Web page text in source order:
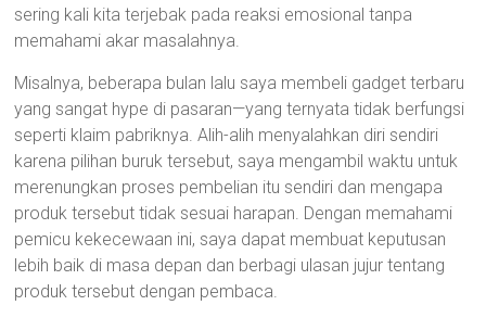
sering kali kita terjebak pada reaksi emosional tanpa
memahami akar masalahnya.
Misalnya, beberapa bulan lalu saya membeli gadget terbaru
yang sangat hype di pasaran—yang ternyata tidak berfungsi
seperti klaim pabriknya. Alih-alih menyalahkan diri sendiri
karena pilihan buruk tersebut, saya mengambil waktu untuk
merenungkan proses pembelian itu sendiri dan mengapa
produk tersebut tidak sesuai harapan. Dengan memahami
pemicu kekecewaan ini, saya dapat membuat keputusan
lebih baik di masa depan dan berbagi ulasan jujur tentang
produk tersebut dengan pembaca.